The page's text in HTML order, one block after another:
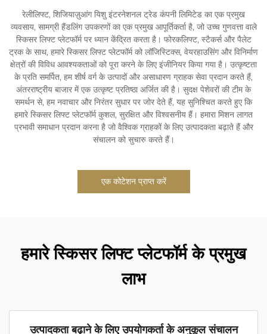
रेलीलिफ्ट, शिजियाज़ुआंग यिशु इंटरनेशनल ट्रेड कंपनी लिमिटेड का एक प्रमुख
व्यवसाय, सामग्री हैंडलिंग उपकरणों का एक प्रमुख आपूर्तिकर्ता है, जो उच्च गुणवत्ता वाले
स्किसर लिफ्ट प्लेटफॉर्म पर ध्यान केंद्रित करता है। फोरकलिफ्ट, स्टैकर्स और पैलेट
ट्रक के साथ, हमारे स्किसर लिफ्ट प्लेटफॉर्म को लॉजिस्टिक्स, वेयरहाउसिंग और विनिर्माण
क्षेत्रों की विविध आवश्यकताओं को पूरा करने के लिए इंजीनियर किया गया है। उत्कृष्टता
के प्रति समर्पित, हम शीर्ष वर्ग के उत्पादों और असाधारण ग्राहक सेवा प्रदान करते हैं,
अंतरराष्ट्रीय बाजार में एक उत्कृष्ट प्रतिष्ठा अर्जित की है। सुदक्ष पेशेवरों की टीम के
समर्थन से, हम नवाचार और निरंतर सुधार पर जोर देते हैं, यह सुनिश्चित करते हुए कि
हमारे स्किसर लिफ्ट प्लेटफॉर्म कुशल, सुरक्षित और विश्वसनीय हैं। हमारा मिशन लागत
प्रभावी समाधान प्रदान करना है जो वैश्विक ग्राहकों के लिए उत्पादकता बढ़ाते हैं और
संचालन को सुचारु करते हैं।
एक कोटेशन प्राप्त करें
हमारे स्किसर लिफ्ट प्लेटफॉर्म के प्रमुख
लाभ
उत्पादकता बढ़ाने के लिए उपयोगकर्ता के अनुकूल संचालन